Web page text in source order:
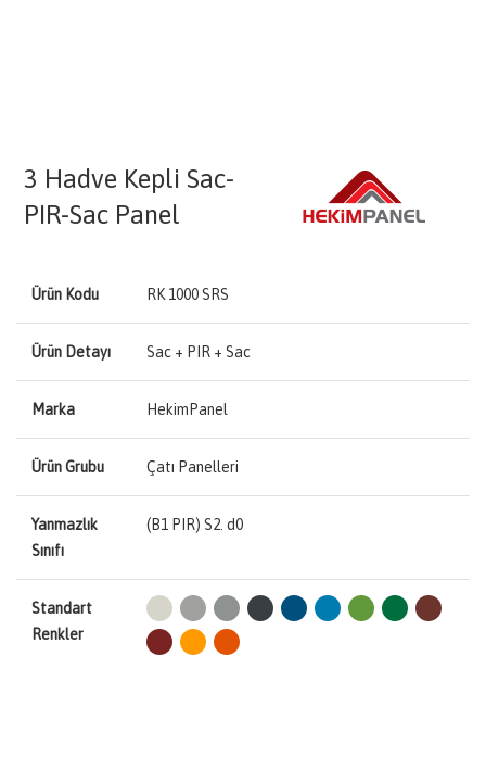
3 Hadve Kepli Sac-
PIR-Sac Panel
Ürün Kodu RK 1000 SRS
Ürün Detayı Sac + PIR + Sac
Marka HekimPanel
Ürün Grubu Çatı Panelleri
Yanmazlık
Sınıfı
(B1 PIR) S2. d0
Standart
Renkler